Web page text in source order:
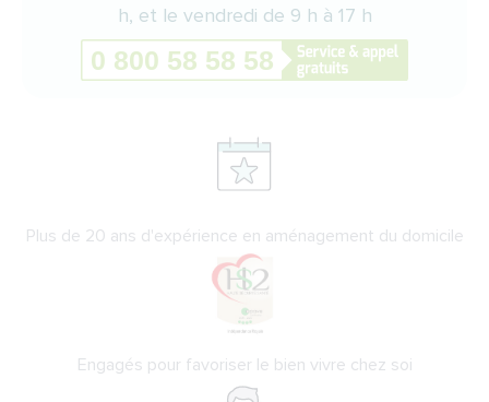
h, et le vendredi de 9 h à 17 h
Plus de 20 ans d'expérience en aménagement du domicile
Engagés pour favoriser le bien vivre chez soi